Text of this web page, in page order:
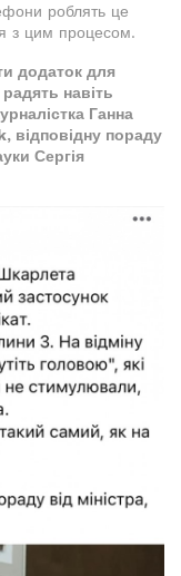
роблять це
з цим процесом.
додаток для
навіть
Ганна
відповідну пораду
Сергія